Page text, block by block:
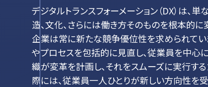
デジタルトランスフォーメーション（DX）は、
造、文化、さらには働き方そのものを根本的
企業は常に新たな競争優位性を求められてい
やプロセスを包括的に見直し、従業員を中心
織が変革を計画し、それをスムーズに実行す
際には、従業員一人ひとりが新しい方向性を